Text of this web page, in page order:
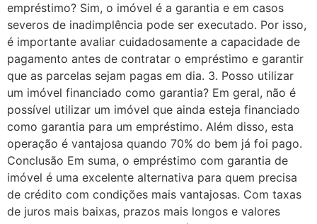
empréstimo? Sim, o imóvel é a garantia e em casos
severos de inadimplência pode ser executado. Por isso,
é importante avaliar cuidadosamente a capacidade de
pagamento antes de contratar o empréstimo e garantir
que as parcelas sejam pagas em dia. 3. Posso utilizar
um imóvel financiado como garantia? Em geral, não é
possível utilizar um imóvel que ainda esteja financiado
como garantia para um empréstimo. Além disso, esta
operação é vantajosa quando 70% do bem já foi pago.
Conclusão Em suma, o empréstimo com garantia de
imóvel é uma excelente alternativa para quem precisa
de crédito com condições mais vantajosas. Com taxas
de juros mais baixas, prazos mais longos e valores